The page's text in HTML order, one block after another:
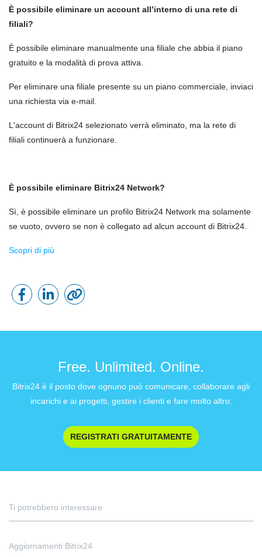
È possibile eliminare un account all’interno di una rete di
filiali?
È possibile eliminare manualmente una filiale che abbia il piano
gratuito e la modalità di prova attiva.
Per eliminare una filiale presente su un piano commerciale, inviaci
una richiesta via e-mail.
L'account di Bitrix24 selezionato verrà eliminato, ma la rete di
filiali continuerà a funzionare.
È possibile eliminare Bitrix24 Network?
Sì, è possibile eliminare un profilo Bitrix24 Network ma solamente
se vuoto, ovvero se non è collegato ad alcun account di Bitrix24.
Scopri di più
Free. Unlimited. Online.
Bitrix24 è il posto dove ognuno può comunicare, collaborare agli
incarichi e ai progetti, gestire i clienti e fare molto altro.
REGISTRATI GRATUITAMENTE
Ti potrebbero interessare
Aggiornamenti Bitrix24